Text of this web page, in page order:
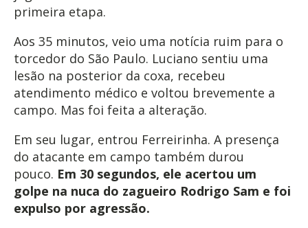
primeira etapa.
Aos 35 minutos, veio uma notícia ruim para o
torcedor do São Paulo. Luciano sentiu uma
lesão na posterior da coxa, recebeu
atendimento médico e voltou brevemente a
campo. Mas foi feita a alteração.
Em seu lugar, entrou Ferreirinha. A presença
do atacante em campo também durou
pouco. Em 30 segundos, ele acertou um
golpe na nuca do zagueiro Rodrigo Sam e foi
expulso por agressão.